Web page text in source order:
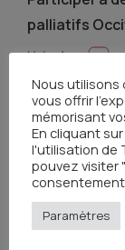
palliatifs
Accéder à
Occitanie
Nous utilisons
vous offrir
mémorisant
En cliquant
l'utilisation de
pouvez visiter
Paramètres